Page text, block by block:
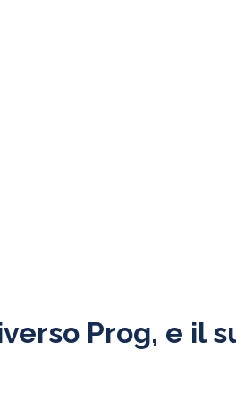
Prog, e il